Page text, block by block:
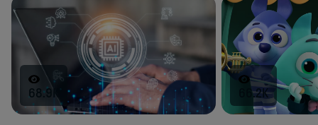
68.9K 66.2K